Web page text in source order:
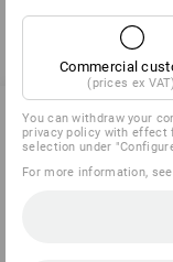
Commercial
(prices ex VAT)
You can withdraw your
privacy policy with effect
selection under
For more information,